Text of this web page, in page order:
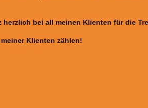
bei all meinen Klienten für die
Klienten zählen!